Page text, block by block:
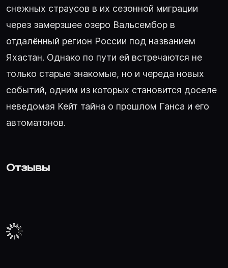
снежных страусов в их сезонной миграции
через замерзшее озеро Вальсембор в
отдалённый регион России под названием
Яхастан. Однако по пути ей встречаются не
только старые знакомые, но и череда новых
событий, одним из которых становится доселе
неведомая Кейт тайна о прошлом Ганса и его
автоматонов.
Отзывы